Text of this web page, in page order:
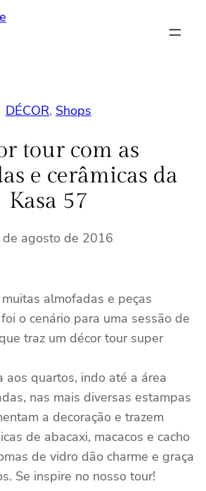
DÉCOR, Shops
tour com as
e cerâmicas da
Kasa 57
de agosto de 2016
almofadas e peças
o cenário para uma sessão de
traz um décor tour super
aos quartos, indo até a área
nas mais diversas estampas
a decoração e trazem
de abacaxi, macacos e cacho
de vidro dão charme e graça
Se inspire no nosso tour!